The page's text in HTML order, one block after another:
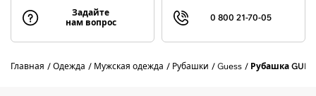
Задайте
нам вопрос
0 800 21-70-05
Главная Одежда Мужская одежда Рубашки Guess Рубашка